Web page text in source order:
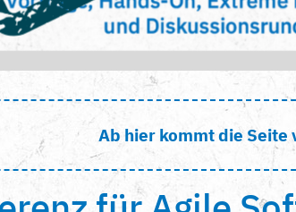
Ab hier kommt die Seite